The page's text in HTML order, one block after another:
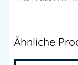
Ähnliche